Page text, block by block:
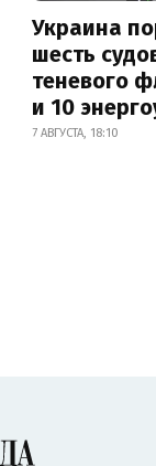
Украина
шесть
теневого
и 10
7 АВГУСТА, 18:10